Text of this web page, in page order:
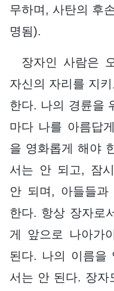
무하며, 사탄의 후
명됨).
장자인 사람은
자신의 자리를 지
한다. 나의 경륜을
마다 나를 아름답
을 영화롭게 해야
서는 안 되고, 잠
안 되며, 아들들과
한다. 항상 장자로
게 앞으로 나아가
된다. 나의 이름을
서는 안 된다. 장자